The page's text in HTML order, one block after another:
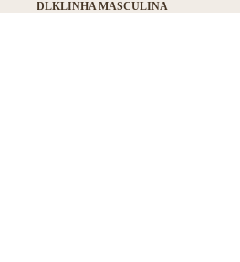
DLKLINHA MASCULINA